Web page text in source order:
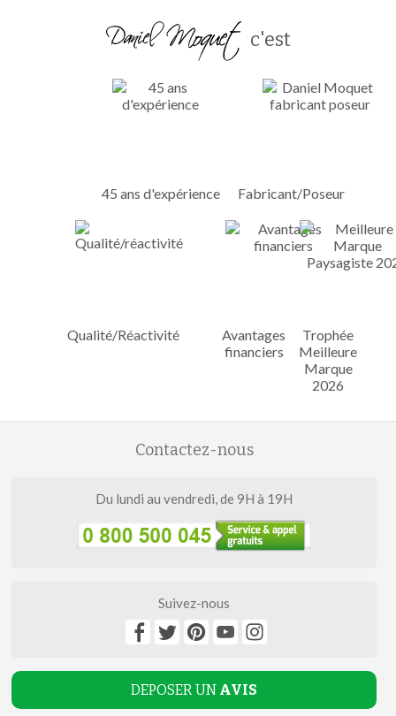
c'est
45 ans d'expérience Fabricant/Poseur
Qualité/Réactivité
Avantages
financiers
Trophée
Meilleure
Marque
2026
Contactez-nous
Du lundi au vendredi, de 9H à 19H
Suivez-nous
DEPOSER UN AVIS